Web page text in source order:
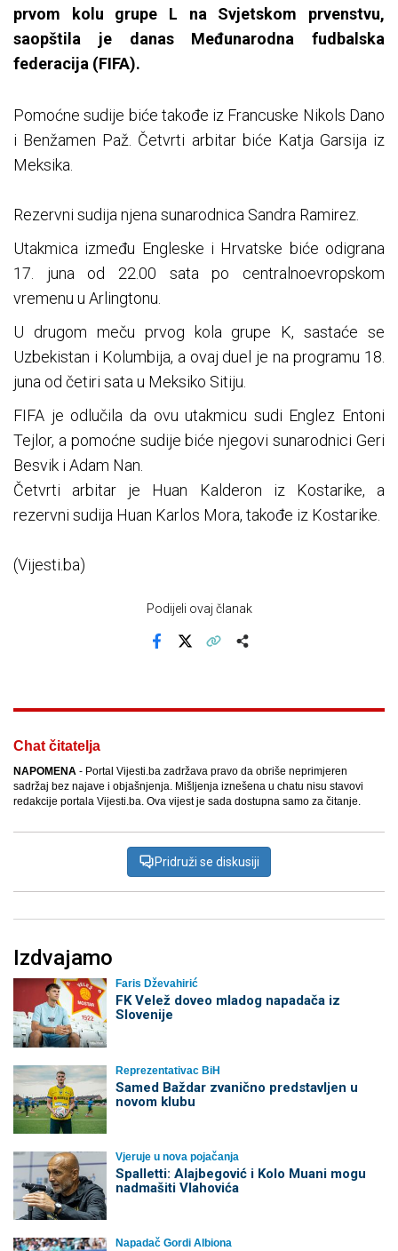
prvom kolu grupe L na Svjetskom prvenstvu,
saopštila je danas Međunarodna fudbalska
federacija (FIFA).
Pomoćne sudije biće takođe iz Francuske Nikols Dano
i Benžamen Paž. Četvrti arbitar biće Katja Garsija iz
Meksika.
Rezervni sudija njena sunarodnica Sandra Ramirez.
Utakmica između Engleske i Hrvatske biće odigrana
17. juna od 22.00 sata po centralnoevropskom
vremenu u Arlingtonu.
U drugom meču prvog kola grupe K, sastaće se
Uzbekistan i Kolumbija, a ovaj duel je na programu 18.
juna od četiri sata u Meksiko Sitiju.
FIFA je odlučila da ovu utakmicu sudi Englez Entoni
Tejlor, a pomoćne sudije biće njegovi sunarodnici Geri
Besvik i Adam Nan.
Četvrti arbitar je Huan Kalderon iz Kostarike, a
rezervni sudija Huan Karlos Mora, takođe iz Kostarike.
(Vijesti.ba)
Podijeli ovaj članak
Chat čitatelja
NAPOMENA - Portal Vijesti.ba zadržava pravo da obriše neprimjeren
sadržaj bez najave i objašnjenja. Mišljenja iznešena u chatu nisu stavovi
redakcije portala Vijesti.ba. Ova vijest je sada dostupna samo za čitanje.
Pridruži se diskusiji
Izdvajamo
Faris Dževahirić
FK Velež doveo mladog napadača iz
Slovenije
Reprezentativac BiH
Samed Baždar zvanično predstavljen u
novom klubu
Vjeruje u nova pojačanja
Spalletti: Alajbegović i Kolo Muani mogu
nadmašiti Vlahovića
Napadač Gordi Albiona